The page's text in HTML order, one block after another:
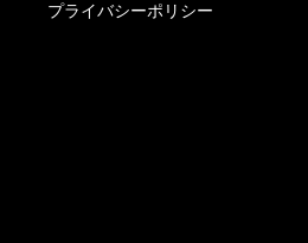
プライバシーポリシー